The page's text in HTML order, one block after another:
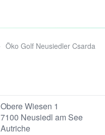
Öko Golf Neusiedler Csarda
Obere Wiesen 1
7100 Neusiedl am See
Autriche